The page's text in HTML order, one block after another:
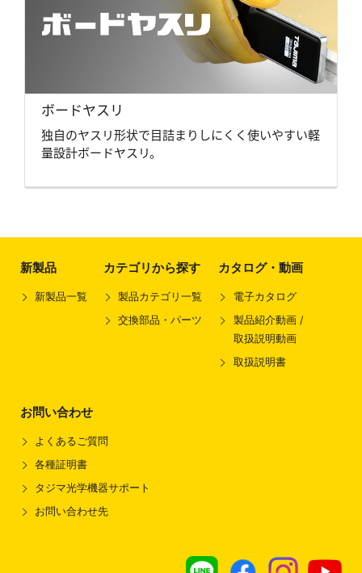
ボードヤスリ
独自のヤスリ形状で目詰まりしにくく使いやすい軽
量設計ボードヤスリ。
新製品
新製品一覧
カテゴリから探す
製品カテゴリ一覧
交換部品・パーツ
カタログ・動画
電子カタログ
製品紹介動画 /
取扱説明動画
取扱説明書
お問い合わせ
よくあるご質問
各種証明書
タジマ光学機器サポート
お問い合わせ先